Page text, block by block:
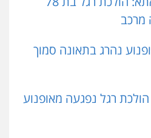
מרכב
נהרג בתאונה סמוך
הולכת רגל נפגעה מאופנוע